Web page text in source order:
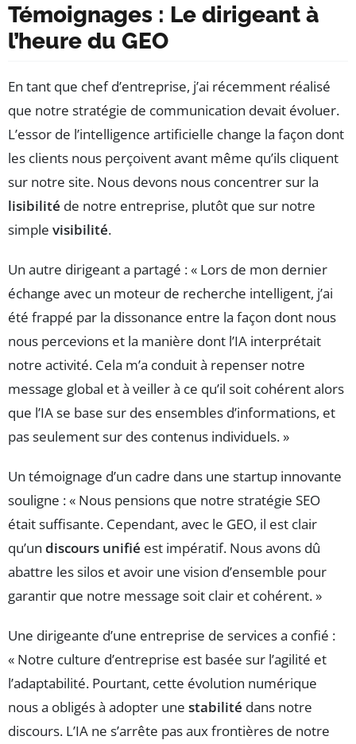
Témoignages : Le dirigeant à
l’heure du GEO
En tant que chef d’entreprise, j’ai récemment réalisé
que notre stratégie de communication devait évoluer.
L’essor de l’intelligence artificielle change la façon dont
les clients nous perçoivent avant même qu’ils cliquent
sur notre site. Nous devons nous concentrer sur la
lisibilité de notre entreprise, plutôt que sur notre
simple visibilité.
Un autre dirigeant a partagé : « Lors de mon dernier
échange avec un moteur de recherche intelligent, j’ai
été frappé par la dissonance entre la façon dont nous
nous percevions et la manière dont l’IA interprétait
notre activité. Cela m’a conduit à repenser notre
message global et à veiller à ce qu’il soit cohérent alors
que l’IA se base sur des ensembles d’informations, et
pas seulement sur des contenus individuels. »
Un témoignage d’un cadre dans une startup innovante
souligne : « Nous pensions que notre stratégie SEO
était suffisante. Cependant, avec le GEO, il est clair
qu’un discours unifié est impératif. Nous avons dû
abattre les silos et avoir une vision d’ensemble pour
garantir que notre message soit clair et cohérent. »
Une dirigeante d’une entreprise de services a confié :
« Notre culture d’entreprise est basée sur l’agilité et
l’adaptabilité. Pourtant, cette évolution numérique
nous a obligés à adopter une stabilité dans notre
discours. L’IA ne s’arrête pas aux frontières de notre